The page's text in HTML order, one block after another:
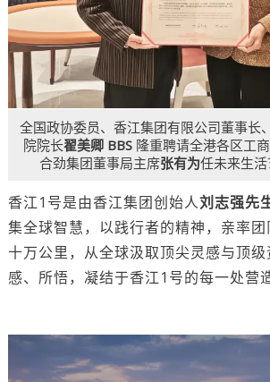
全国政协委员、香江集团有限公司董事长
院院长翟美卿 BBS 隆重聘请全港各区工
合劲集团董事局主席张有为任未来生
香江1号是由香江集团创始人刘志强先
集全球智慧，以践行者的精神，亲率
十万公里，从全球汲取顶尖灵感与顶
感、所悟，凝结于香江1号的每一处营造